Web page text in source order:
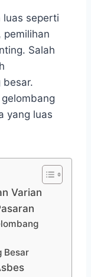
luas seperti
pemilihan
Salah
besar.
yang luas
Varian
Besar